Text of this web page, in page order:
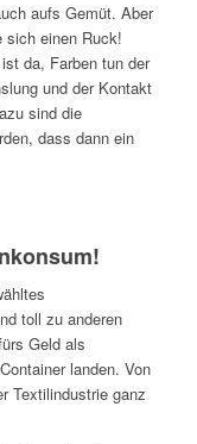
aufs Gemüt. Aber
sich einen Ruck!
da, Farben tun der
und der Kontakt
sind die
dass dann ein
toll zu anderen
Geld als
landen. Von
Textilindustrie ganz